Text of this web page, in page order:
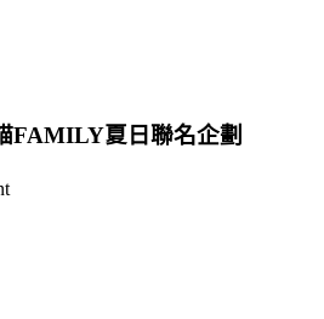
FAMILY夏日聯名企劃